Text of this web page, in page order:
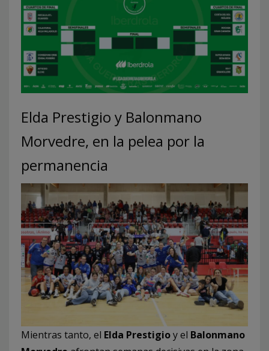
Elda Prestigio y Balonmano
Morvedre, en la pelea por la
permanencia
Mientras tanto, el Elda Prestigioy el Balonmano